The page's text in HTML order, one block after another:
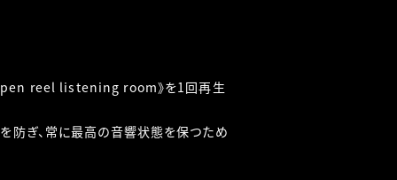
reel listening room》を1回再生
防ぎ、常に最高の音響状態を保つため